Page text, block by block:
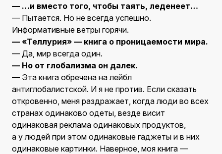
— …и вместо того, чтобы таять, леденеет…
— Пытается. Но не всегда успешно.
Информативные ветры горячи.
— «Теллурия» — книга о проницаемости мира.
— Да, мир всегда один.
— Но от глобализма он далек.
— Эта книга обречена на лейбл
антиглобалистской. И я не против. Если сказать
откровенно, меня раздражает, когда люди во всех
странах одинаково одеты, везде висит
одинаковая реклама одинаковых продуктов,
а у людей при этом одинаковые гаджеты и в них
одинаковые картинки. Наверное, моя книга —